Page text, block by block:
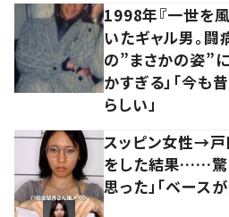
1998年『一世を
いたギャル男。
の”まさかの姿”に
かすぎる」「今も
らしい」
スッピン女性→戸
をした結果……驚
思った」「ベースが